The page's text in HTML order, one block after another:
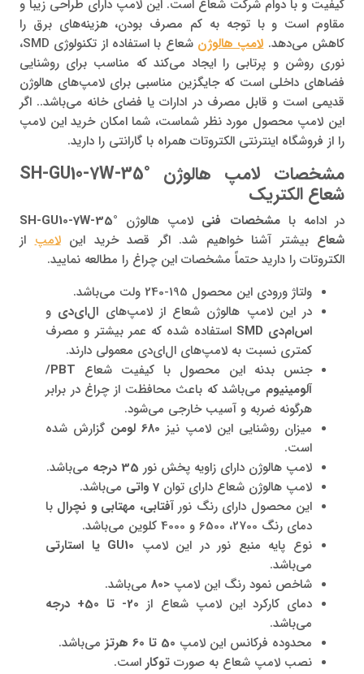
کیفیت و با دوام شرکت شعاع است. این لامپ دارای طراحی زیبا و
مقاوم است و با توجه به کم مصرف بودن، هزینه‌های برق را
کاهش می‌دهد.لامپ هالوژن
شعاع با استفاده از تکنولوژی SMD،
نوری روشن و پرتابی را ایجاد می‌کند که مناسب برای روشنایی
فضاهای داخلی است که جایگزین مناسبی برای لامپ‌های هالوژن
قدیمی است و قابل مصرف در ادارات یا فضای خانه می‌باشد.. اگر
این لامپ محصول مورد نظر شماست، شما امکان خرید این لامپ
را از فروشگاه اینترنتی الکتروتات همراه با گارانتی را دارید.
مشخصات لامپ هالوژن SH-GU10-7W-35°
شعاع الکتریک
در ادامه بامشخصات فنی لامپ هالوژن SH-GU10-7W-35°
شعاع بیشتر آشنا خواهیم شد. اگر قصد خرید اینلامپاز
الکتروتات را دارید حتماً مشخصات این چراغ را مطالعه نمایید.
ولتاژ ورودی این محصول 195-240 ولت می‌باشد.
در این لامپ هالوژن شعاع از لامپ‌های ال‌ای‌دی و
اس‌ام‌دی SMD استفاده شده که عمر بیشتر و مصرف
کمتری نسبت به لامپ‌های ال‌ای‌دی معمولی دارند.
جنس بدنه این محصول با کیفیت شعاع PBT
/
آلومینیوم می‌باشد که باعث محافظت از چراغ در برابر
هرگونه ضربه و آسیب خارجی می‌شود.
میزان روشنایی این لامپ نیز 680 لومن
گزارش شده
است.
لامپ هالوژن دارای زاویه پخش نور 35 درجه
می‌باشد.
لامپ هالوژن شعاع دارای توان 7 واتی
می‌باشد.
این محصول دارای رنگ نورآفتابی، مهتابی و نچرال با
دمای رنگ 2700، 6500 و 4000 کلوین می‌باشد.
نوع پایه منبع نور در این لامپ GU10 یا استارتی
می‌باشد.
شاخص نمود رنگ این لامپ <
80 می‌باشد.
دمای کارکرد این لامپ شعاع از 20-
تا 50+ درجه
می‌باشد.
محدوده فرکانس این لامپ 50 تا 60 هرتز
می‌باشد.
نصب لامپ شعاع به صورت توکار است.